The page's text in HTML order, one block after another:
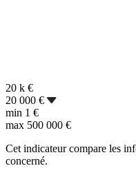
20 k €
20 000 €
min 1 €
max 500 000 €
Cet indicateur compare les
concerné.